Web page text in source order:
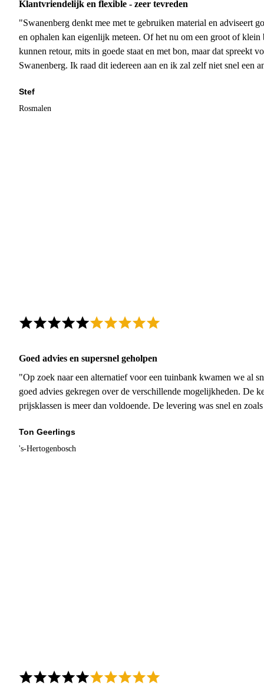
Klantvriendelijk en flexible - zeer tevreden
"Swanenberg denkt mee met te gebruiken material en adviseert
en ophalen kan eigenlijk meteen. Of het nu om een groot of
kunnen retour, mits in goede staat en met bon, maar dat spreekt
Swanenberg. Ik raad dit iedereen aan en ik zal zelf niet snel een
Stef
Rosmalen
Goed advies en supersnel geholpen
"Op zoek naar een alternatief voor een tuinbank kwamen we al
goed advies gekregen over de verschillende mogelijkheden. De
prijsklassen is meer dan voldoende. De levering was snel en
Ton Geerlings
's-Hertogenbosch